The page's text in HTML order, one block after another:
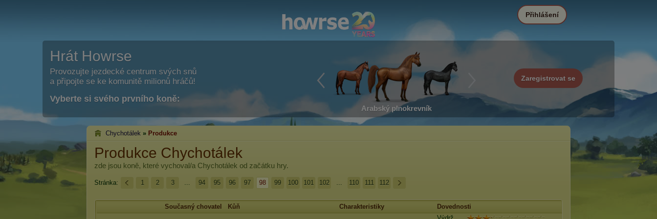
Hrát Howrse
Provozujte jezdecké centrum svých snů
a připojte se ke komunitě milionů hráčů!
Vyberte si svého prvního koně:
Arabský plnokrevník
Zaregistrovat se
Přihlášení
Chychotálek » Produkce
Produkce Chychotálek
zde jsou koně, které vychoval/a Chychotálek od začátku hry.
Stránka: 1 2 3 ... 94 95 96 97 98 99 100 101 102 ... 110 111 112
Současný chovatel Kůň Charakteristiky Dovednosti